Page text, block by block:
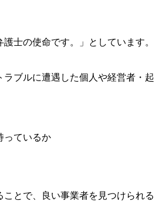
士の使命です。」としています。
ブルに遭遇した個人や経営者・起
っているか
とで、良い事業者を見つけられる